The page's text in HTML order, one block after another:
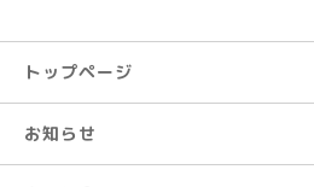
トップページ
お知らせ